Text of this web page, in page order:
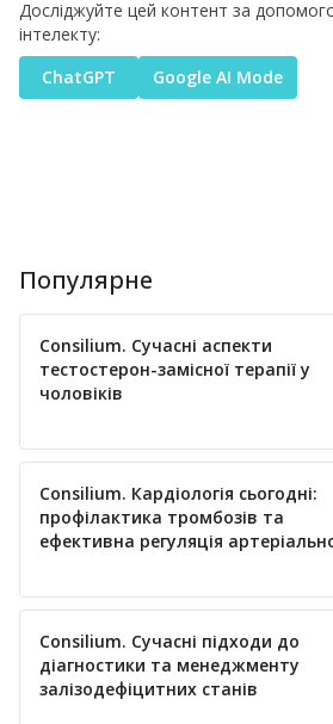
Досліджуйте цей контент за
інтелекту:
ChatGPT
Google AI Mode
Популярне
Consilium. Сучасні аспекти
тестостерон-замісної терапії у
чоловіків
Consilium. Кардіологія сьогодні:
профілактика тромбозів та
ефективна регуляція
Consilium. Сучасні підходи до
діагностики та менеджменту
залізодефіцитних станів